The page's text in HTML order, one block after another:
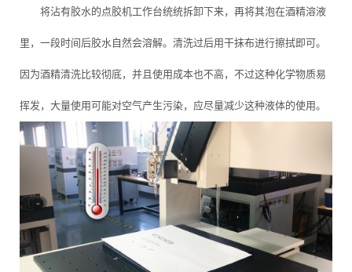
将沾有胶水的点胶机工作台统统拆卸下来，再将其泡在酒精溶液
里，一段时间后胶水自然会溶解。清洗过后用干抹布进行擦拭即可。
因为酒精清洗比较彻底，并且使用成本也不高，不过这种化学物质易
挥发，大量使用可能对空气产生污染，应尽量减少这种液体的使用。